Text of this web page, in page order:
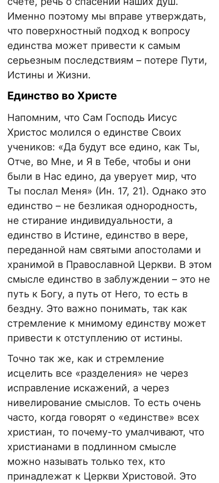
Именно поэтому мы вправе утверждать,
что поверхностный подход к вопросу
единства может привести к самым
серьезным последствиям – потере Пути,
Истины и Жизни.
Единство во Христе
Напомним, что Сам Господь Иисус
Христос молился о единстве Своих
учеников: «Да будут все едино, как Ты,
Отче, во Мне, и Я в Тебе, чтобы и они
были в Нас едино, да уверует мир, что
Ты послал Меня» (Ин. 17, 21). Однако это
единство – не безликая однородность,
не стирание индивидуальности, а
единство в Истине, единство в вере,
переданной нам святыми апостолами и
хранимой в Православной Церкви. В этом
смысле единство в заблуждении – это не
путь к Богу, а путь от Него, то есть в
бездну. Это важно понимать, так как
стремление к мнимому единству может
привести к отступлению от истины.
Точно так же, как и стремление
исцелить все «разделения» не через
исправление искажений, а через
нивелирование смыслов. То есть очень
часто, когда говорят о «единстве» всех
христиан, то почему-то умалчивают, что
христианами в подлинном смысле
можно называть только тех, кто
принадлежат к Церкви Христовой. Это